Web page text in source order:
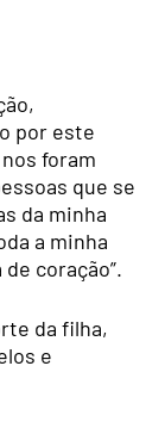
por este
foram
que se
da minha
a minha
coração”.
da filha,
e